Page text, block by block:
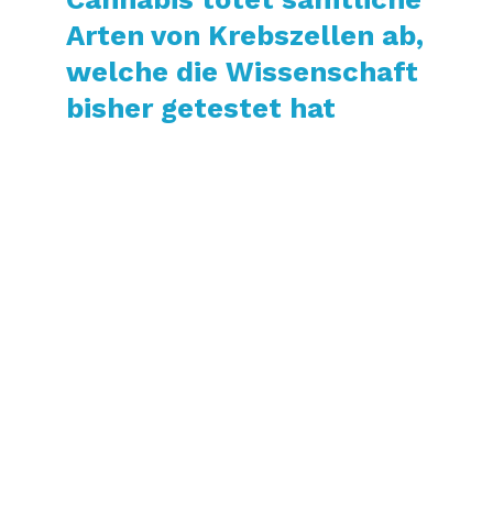
Arten von Krebszellen ab,
welche die Wissenschaft
bisher getestet hat